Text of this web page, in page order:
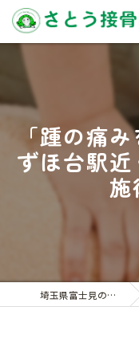
「踵の痛
ずほ台駅
施
埼玉県富士見の接骨院ならさとう接骨院